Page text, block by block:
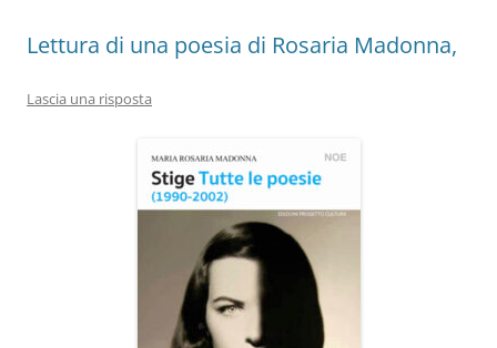
Lettura di una poesia di Rosaria Madonna,
Lascia una risposta